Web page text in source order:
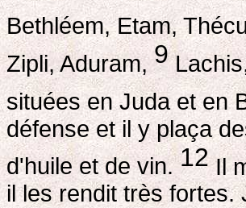
Bethléem, Etam,
Zipli, Aduram, 9
situées en Juda et en
défense et il y plaça
d'huile et de vin.12Il
il les rendit très fortes.